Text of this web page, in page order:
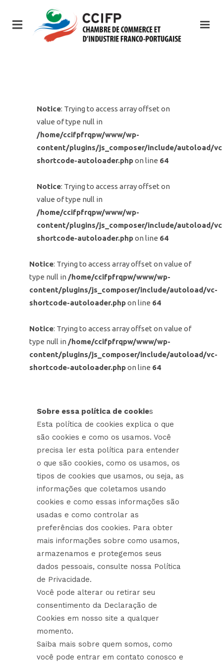
Notice: Trying to access array offset on
value of type null in
/home/ccifpfrqpw/www/wp-
content/plugins/js_composer/include/autoload/
shortcode-autoloader.phpon line 64
Notice: Trying to access array offset on
value of type null in
/home/ccifpfrqpw/www/wp-
content/plugins/js_composer/include/autoload/
shortcode-autoloader.phpon line 64
Notice: Trying to access array offset on value of
type null in /home/ccifpfrqpw/www/wp-
content/plugins/js_composer/include/autoload/vc-
shortcode-autoloader.phpon line 64
Notice: Trying to access array offset on value of
type null in /home/ccifpfrqpw/www/wp-
content/plugins/js_composer/include/autoload/vc-
shortcode-autoloader.phpon line 64
Sobre essa política de cookies
Esta política de cookies explica o que
são cookies e como os usamos. Você
precisa ler esta política para entender
o que são cookies, como os usamos, os
tipos de cookies que usamos, ou seja, as
informações que coletamos usando
cookies e como essas informações são
usadas e como controlar as
preferências dos cookies. Para obter
mais informações sobre como usamos,
armazenamos e protegemos seus
dados pessoais, consulte nossa Política
de Privacidade.
Você pode alterar ou retirar seu
consentimento da Declaração de
Cookies em nosso site a qualquer
momento.
Saiba mais sobre quem somos, como
você pode entrar em contato conosco e